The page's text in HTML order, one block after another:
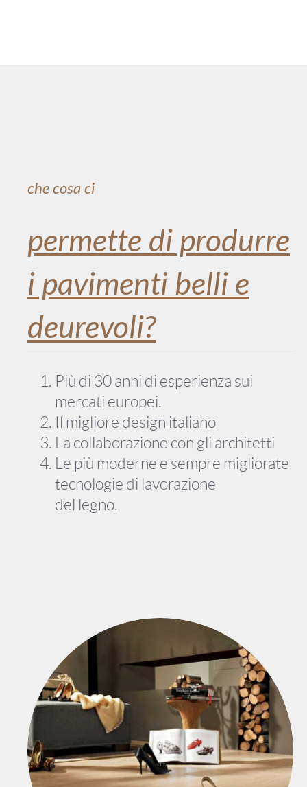
che cosa ci
permette di produrre
i pavimenti belli e
deurevoli?
Più di 30 anni di esperienza sui
mercati europei.
Il migliore design italiano
La collaborazione con gli architetti
Le più moderne e sempre migliorate
tecnologie di lavorazione
del legno.